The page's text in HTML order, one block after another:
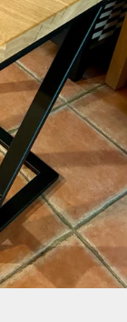
3456